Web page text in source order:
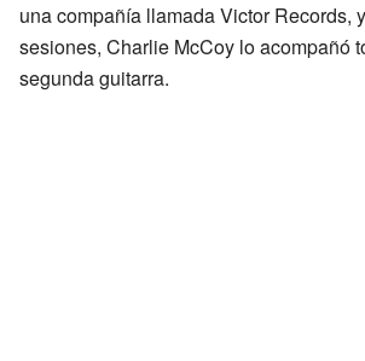
una compañía llamada Victor Records,
sesiones, Charlie McCoy lo acompañó
segunda guitarra.